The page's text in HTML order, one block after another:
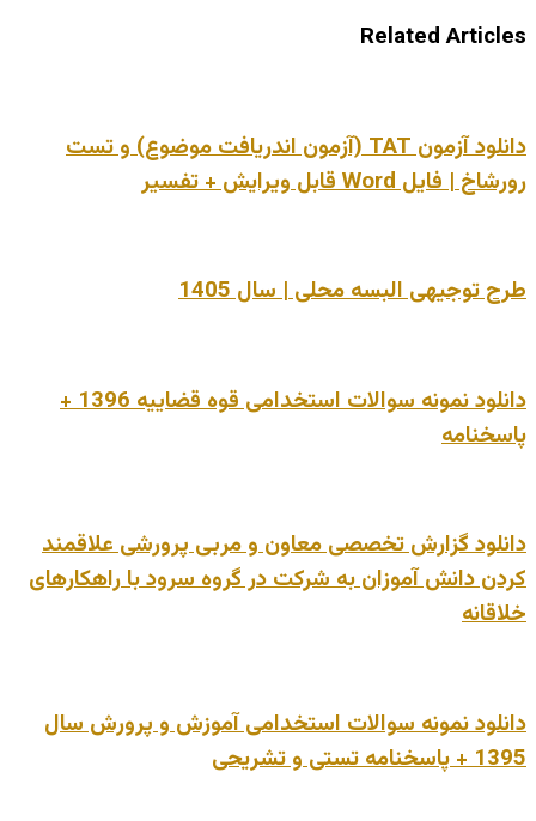
Related Articles
دانلود آزمون TAT (آزمون اندریافت موضوع) و تست
رورشاخ | فایل Word قابل ویرایش + تفسیر
طرح توجیهی البسه محلی | سال 1405
دانلود نمونه سوالات استخدامی قوه قضاییه 1396 +
پاسخنامه
دانلود گزارش تخصصی معاون و مربی پرورشی علاقمند
کردن دانش آموزان به شرکت در گروه سرود با راهکارهای
خلاقانه
دانلود نمونه سوالات استخدامی آموزش و پرورش سال
1395 + پاسخنامه تستی و تشریحی